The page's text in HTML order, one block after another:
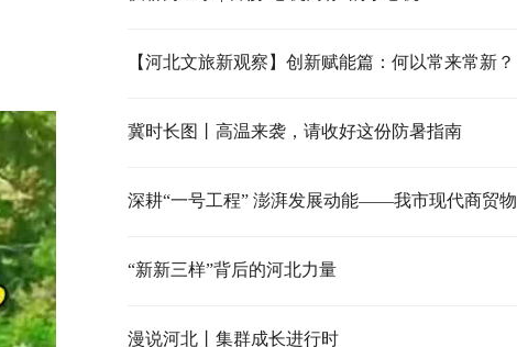
【河北文旅新观察】创新赋能篇：何以常来常新？
冀时长图丨高温来袭，请收好这份防暑指南
“新新三样”背后的河北力量
漫说河北丨集群成长进行时